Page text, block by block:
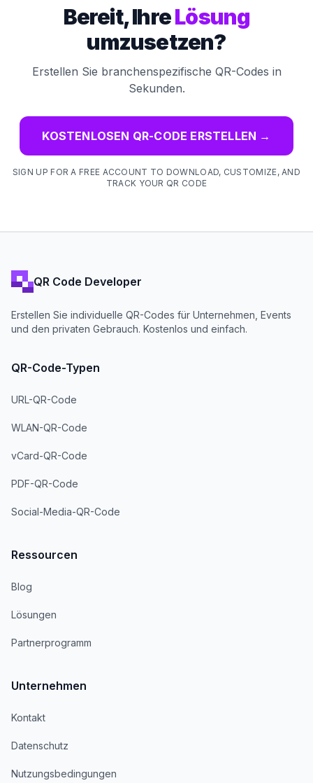
Bereit, IhreLösung
umzusetzen?
Erstellen Sie branchenspezifische QR-Codes in
Sekunden.
KOSTENLOSEN QR-CODE ERSTELLEN →
SIGN UP FOR A FREE ACCOUNT TO DOWNLOAD, CUSTOMIZE, AND
TRACK YOUR QR CODE
QR Code Developer
Erstellen Sie individuelle QR-Codes für Unternehmen, Events
und den privaten Gebrauch. Kostenlos und einfach.
QR-Code-Typen
URL-QR-Code
WLAN-QR-Code
vCard-QR-Code
PDF-QR-Code
Social-Media-QR-Code
Ressourcen
Blog
Lösungen
Partnerprogramm
Unternehmen
Kontakt
Datenschutz
Nutzungsbedingungen